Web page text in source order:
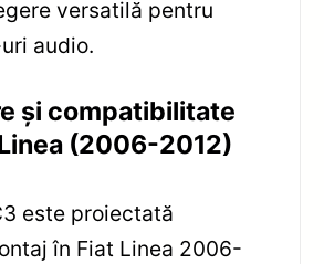
versatilă pentru
audio.
și compatibilitate
(2006-2012)
este proiectată
în Fiat Linea 2006-